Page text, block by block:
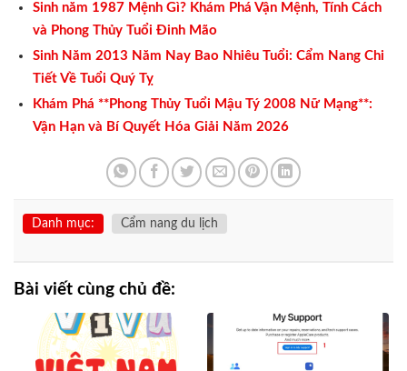
Sinh năm 1987 Mệnh Gì? Khám Phá Vận Mệnh, Tính Cách
và Phong Thủy Tuổi Đinh Mão
Sinh Năm 2013 Năm Nay Bao Nhiêu Tuổi: Cẩm Nang Chi
Tiết Về Tuổi Quý Tỵ
Khám Phá **Phong Thủy Tuổi Mậu Tý 2008 Nữ Mạng**:
Vận Hạn và Bí Quyết Hóa Giải Năm 2026
Danh mục: Cẩm nang du lịch
Bài viết cùng chủ đề: